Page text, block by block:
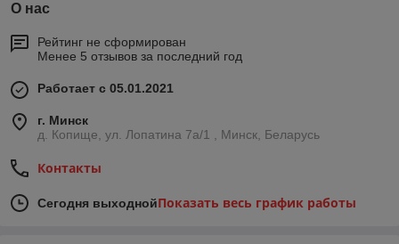
О нас
Рейтинг не сформирован
Менее 5 отзывов за последний год
Работает с 05.01.2021
г. Минск
д. Копище, ул. Лопатина 7а/1 , Минск, Беларусь
Контакты
Сегодня выходнойПоказать весь график работы